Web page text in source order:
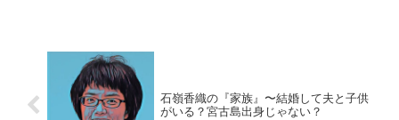
石嶺香織の『家族』〜結婚して夫と子供
がいる？宮古島出身じゃない？